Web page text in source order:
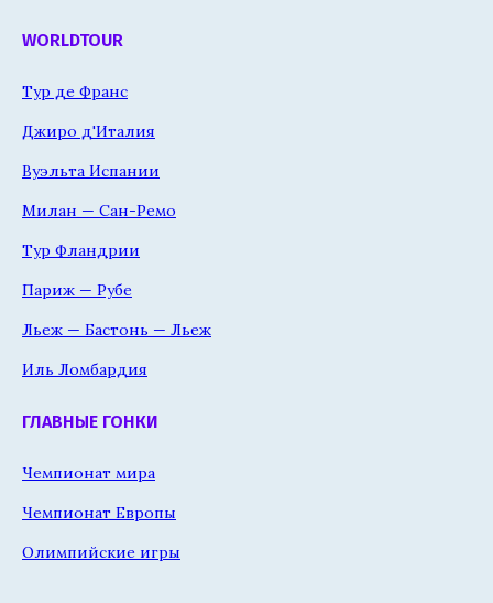
WORLDTOUR
Тур де Франс
Джиро д'Италия
Вуэльта Испании
Милан — Сан-Ремо
Тур Фландрии
Париж — Рубе
Льеж — Бастонь — Льеж
Иль Ломбардия
ГЛАВНЫЕ ГОНКИ
Чемпионат мира
Чемпионат Европы
Олимпийские игры